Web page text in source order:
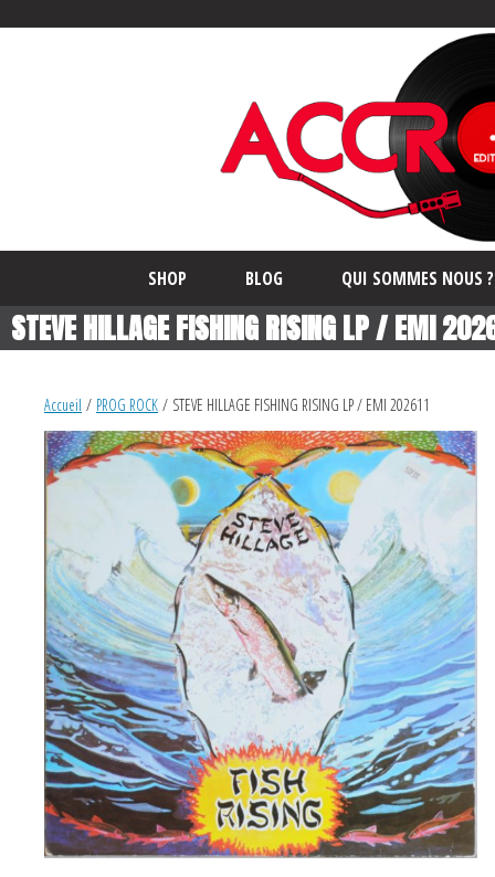
SHOP BLOG QUI SOMMES NOUS ?
STEVE HILLAGE FISHING RISING LP / EMI
Accueil / PROG ROCK / STEVE HILLAGE FISHING RISING LP / EMI 202611